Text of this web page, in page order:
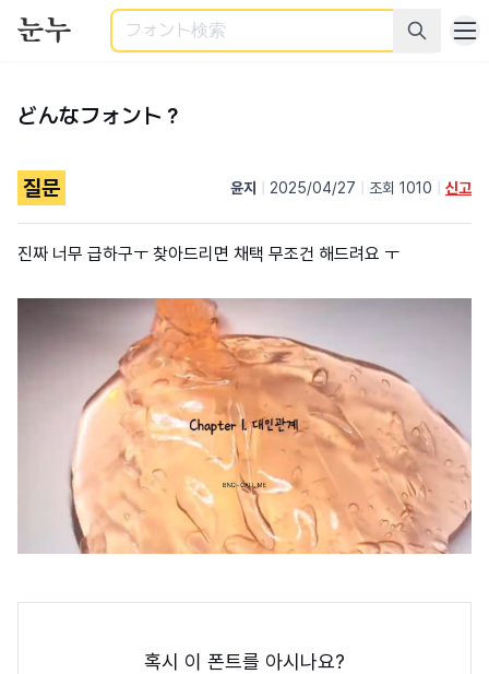
検索
どんなフォント？
질문 윤지 2025/04/27 조회 1010 신고
진짜 너무 급하구ㅜ 찾아드리면 채택 무조건 해드려요 ㅜ
혹시 이 폰트를 아시나요?